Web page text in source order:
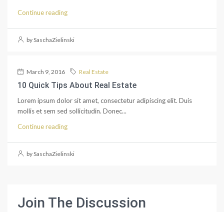
Continue reading
by SaschaZielinski
March 9, 2016 Real Estate
10 Quick Tips About Real Estate
Lorem ipsum dolor sit amet, consectetur adipiscing elit. Duis
mollis et sem sed sollicitudin. Donec...
Continue reading
by SaschaZielinski
Join The Discussion